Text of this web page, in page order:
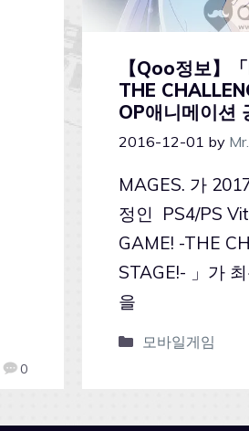
0
【Qoo정보】
THE
OP애니메이션
2016-12-01 by
MAGES. 가
정인 PS4/PS
GAME! -THE
STAGE!- 」가
을
모바일게임